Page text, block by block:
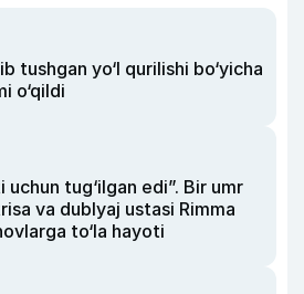
tushgan yo‘l qurilishi bo‘yicha
o‘qildi
tug‘ilgan edi”. Bir umr
va dublyaj ustasi Rimma
to‘la hayoti